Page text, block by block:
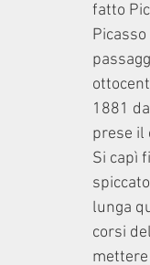
fatto
1881
prese il
Si capì
lunga
corsi